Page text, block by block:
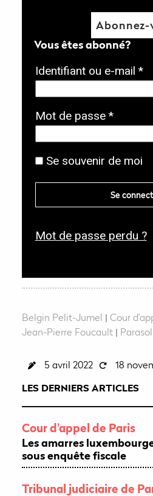
Abonnez-
Vous êtes abonné?
Identifiant ou e-mail *O
i
g
t
o
r
Mot de passe *O
g
a
o
r
Se souvenir de moi
Se
Mot de passe perdu ?
Belgin Pelit-Jumel | Cour
Jean-Pierre Foucault|
5 avril 2022
18
LES DERNIERS ARTICLES
Cour d'appel de Paris
Les amarres
sous enquête fiscale
Tribunal judiciaire de